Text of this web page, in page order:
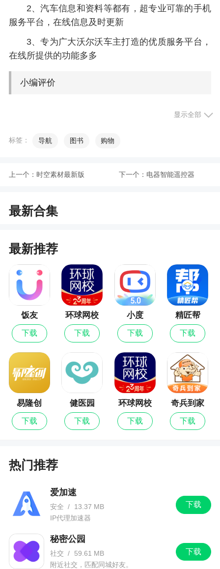
2、汽车信息和资料等都有，超专业可靠的手机
服务平台，在线信息及时更新
3、专为广大沃尔沃车主打造的优质服务平台，
在线所提供的功能多多
小编评价
1、沃尔沃汽车的配套app软件，提供很多贴心
信，了解汽车的状况，遇到问题可以进行报修
汽车服务，可以使用软件进行充电地图的查询，以
务，可以直接在app上进行车辆养护维修的预约、道
主能够享受到更好的服务
更新日志
车控 | 部分车型支持远程启动功能设定启动时间
车控 | 部分车型优化车控激活体验
活动 | 夏季服务节即将火热开启
小沃 | 优化展示悬浮入口
其他 | 修复部分已知问
显示全部
标签： 导航 图书 购物
上一个： 时空素材最新版 下一个： 电器智能遥控器
最新合集
最新推荐
饭友
下载
环球网校
最新版
下载
小度
下载
精匠帮
下载
易隆创
下载
健医园
下载
环球网校
下载
奇兵到家
下载
热门推荐
下载
爱加速
安全 /
13.37 MB
IP代理加速器
下载
秘密公园
社交 /
59.61 MB
附近社交，匹配同城好友。